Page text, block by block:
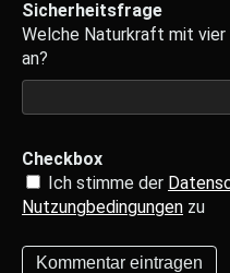
Sicherheitsfrage
Welche Naturkraft mit
an?
Checkbox
Ich stimme der
Nutzungbedingungen zu